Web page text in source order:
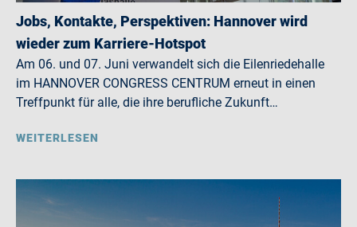
Jobs, Kontakte, Perspektiven: Hannover wird
wieder zum Karriere-Hotspot
Am 06. und 07. Juni verwandelt sich die Eilenriedehalle
im HANNOVER CONGRESS CENTRUM erneut in einen
Treffpunkt für alle, die ihre berufliche Zukunft…
WEITERLESEN